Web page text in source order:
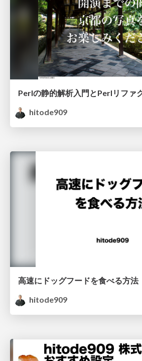
hitode909
高速にドッグフードを食べる方法
hitode909